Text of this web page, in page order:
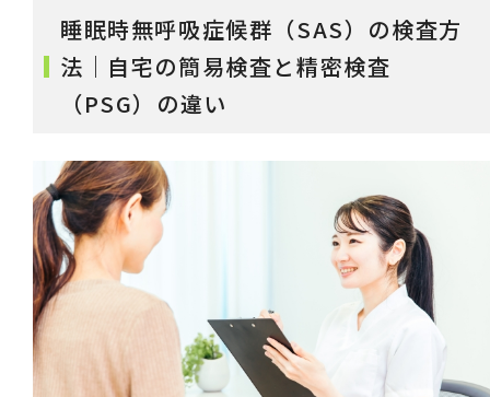
睡眠時無呼吸症候群（SAS）の検査方
法｜自宅の簡易検査と精密検査
（PSG）の違い